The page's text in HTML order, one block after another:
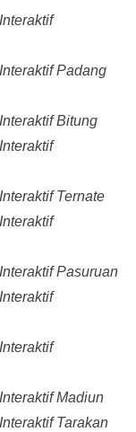
Padang
Bitung
Ternate
Pasuruan
Madiun
Tarakan